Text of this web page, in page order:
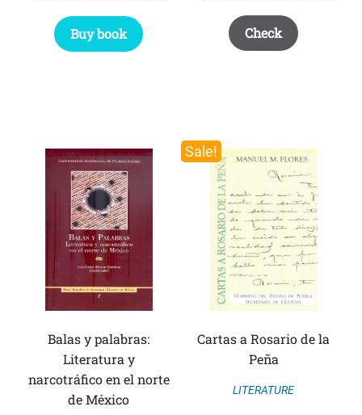
Buy book Check
Balas y palabras:
Literatura y
narcotráfico en el norte
de México
Sale!
Cartas a Rosario de la
Peña
LITERATURE